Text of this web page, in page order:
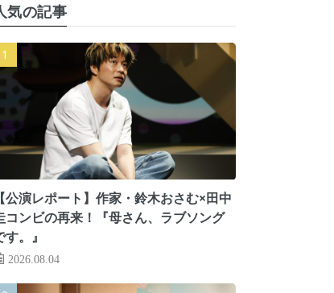
気の記事
【公演レポート】作家・鈴木おさむ×田中
コンビの再来！『母さん、ラブソング
す。』
2026.08.04